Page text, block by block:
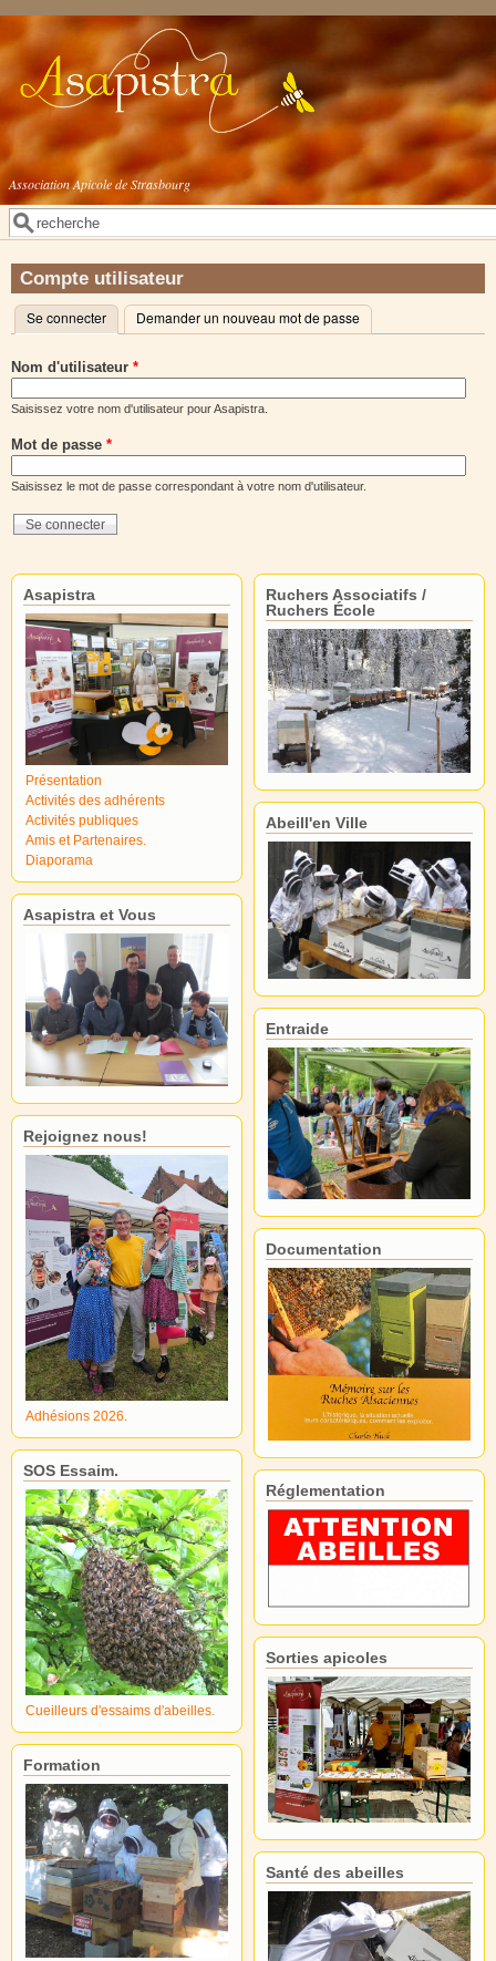
Aller au contenu principal
Association Apicole de Strasbourg
Formulaire de recherche
Rechercher
Compte utilisateur
Onglets principaux
Se connecter (onglet actif)
Demander un nouveau mot de passe
Nom d'utilisateur *
Saisissez votre nom d'utilisateur pour Asapistra.
Mot de passe *
Saisissez le mot de passe correspondant à votre nom d'utilisateur.
Asapistra
Présentation
Activités des adhérents
Activités publiques
Amis et Partenaires.
Diaporama
Asapistra et Vous
Rejoignez nous!
Adhésions 2026.
SOS Essaim.
Cueilleurs d'essaims d'abeilles.
Formation
Ruchers Associatifs /
Ruchers École
Abeill'en Ville
Entraide
Documentation
Réglementation
Sorties apicoles
Santé des abeilles